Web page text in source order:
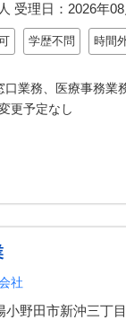
受理日： 2026年
学歴不問 時間
口業務、医療事務業
更予定なし
社
小野田市新沖三丁